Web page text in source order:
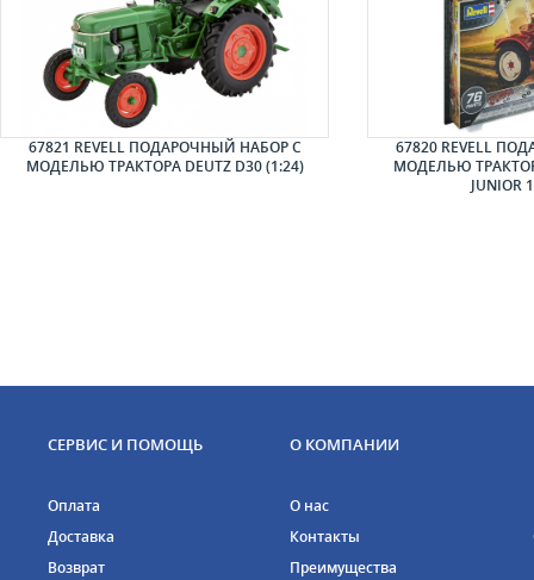
67821 REVELL ПОДАРОЧНЫЙ НАБОР С
МОДЕЛЬЮ ТРАКТОРА DEUTZ D30 (1:24)
67820 REVELL
МОДЕЛЬЮ
JUNIOR
СЕРВИС И ПОМОЩЬ
Оплата
Доставка
Возврат
О КОМПАНИИ
О нас
Контакты
Преимущества